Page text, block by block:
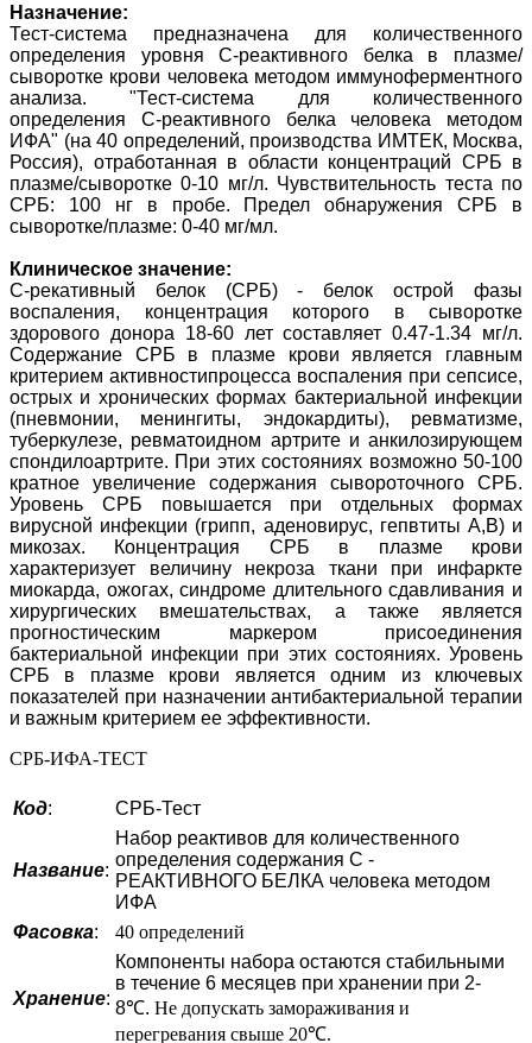
Назначение:
Тест-система предназначена для количественного
определения уровня С-реактивного белка в плазме/
сыворотке крови человека методом иммуноферментного
анализа. "Тест-система для количественного
определения С-реактивного белка человека методом
ИФА" (на 40 определений, производства ИМТЕК, Москва,
Россия), отработанная в области концентраций СРБ в
плазме/сыворотке 0-10 мг/л. Чувствительность теста по
СРБ: 100 нг в пробе. Предел обнаружения СРБ в
сыворотке/плазме: 0-40 мг/мл.
Клиническое значение:
С-рекативный белок (СРБ) - белок острой фазы
воспаления, концентрация которого в сыворотке
здорового донора 18-60 лет составляет 0.47-1.34 мг/л.
Содержание СРБ в плазме крови является главным
критерием активностипроцесса воспаления при сепсисе,
острых и хронических формах бактериальной инфекции
(пневмонии, менингиты, эндокардиты), ревматизме,
туберкулезе, ревматоидном артрите и анкилозирующем
спондилоартрите. При этих состояниях возможно 50-100
кратное увеличение содержания сывороточного СРБ.
Уровень СРБ повышается при отдельных формах
вирусной инфекции (грипп, аденовирус, гепвтиты А,В) и
микозах. Концентрация СРБ в плазме крови
характеризует величину некроза ткани при инфаркте
миокарда, ожогах, синдроме длительного сдавливания и
хирургических вмешательствах, а также является
прогностическим маркером присоединения
бактериальной инфекции при этих состояниях. Уровень
СРБ в плазме крови является одним из ключевых
показателей при назначении антибактериальной терапии
и важным критерием ее эффективности.
СРБ-ИФА-ТЕСТ
Код: СРБ-Тест
Название:
Набор реактивов для количественного
определения содержания С -
РЕАКТИВНОГО БЕЛКА человека методом
ИФА
Фасовка: 40 определений
Хранение:
Компоненты набора остаются стабильными
в течение 6 месяцев при хранении при 2-
8℃. Не допускать замораживания и
перегревания свыше 20℃.